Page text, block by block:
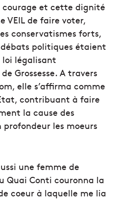
et cette dignité
VEIL de faire voter,
conservatismes forts,
politiques étaient
légalisant
Grossesse. A travers
elle s’affirma comme
contribuant à faire
la cause des
les moeurs
une femme de
Quai Conti couronna la
coeur à laquelle me lia